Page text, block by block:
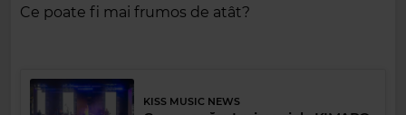
Ce poate fi mai frumos de atât?
KISS MUSIC NEWS